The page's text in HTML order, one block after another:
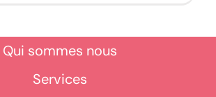
Qui sommes nous
Services